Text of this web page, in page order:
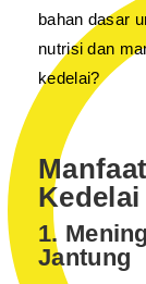
bahan dasar
nutrisi dan
kedelai?
Kedelai
1.
Jantung